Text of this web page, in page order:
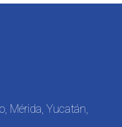
Mérida, Yucatán,